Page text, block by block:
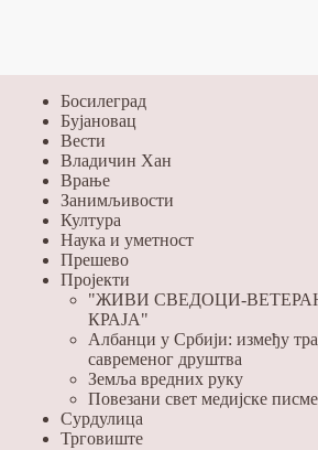
Босилеград
Бујановац
Вести
Владичин Хан
Врање
Занимљивости
Култура
Наука и уметност
Прешево
Пројекти
"ЖИВИ СВЕДОЦИ-
КРАЈА"
Албанци у Србији: између
савременог друштва
Земља вредних руку
Повезани свет медијске
Сурдулица
Трговиште